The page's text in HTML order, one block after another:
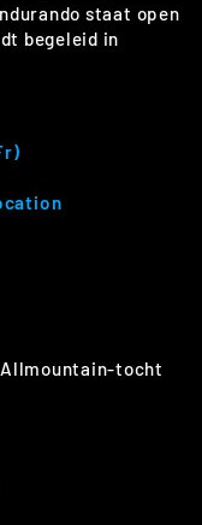
staat open
begeleid in
tocht